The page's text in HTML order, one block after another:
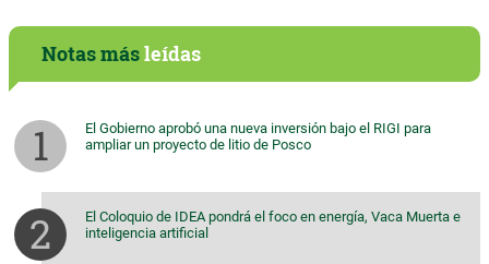
Notas másleídas
El Gobierno aprobó una nueva inversión bajo el RIGI para
ampliar un proyecto de litio de Posco
El Coloquio de IDEA pondrá el foco en energía, Vaca Muerta e
inteligencia artificial